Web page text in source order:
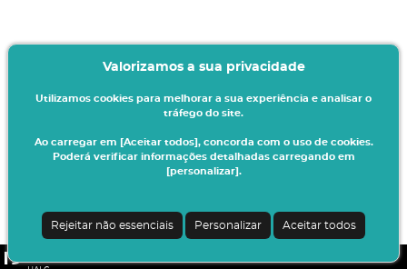
Valorizamos a sua privacidade
Utilizamos cookies para melhorar a sua experiência e analisar o
tráfego do site.
Ao carregar em [Aceitar todos], concorda com o uso de cookies.
Poderá verificar informações detalhadas carregando em
[personalizar].
Rejeitar não essenciais Personalizar Aceitar todos